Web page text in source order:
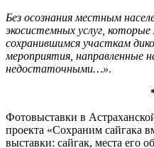
Без осознания местным
экосистемных услуг,
сохранившимся участкам
мероприятия, направленные
недостаточными…».
Фотовыставки в
проекта «Сохраним сайгака
выставки: сайгак, места его